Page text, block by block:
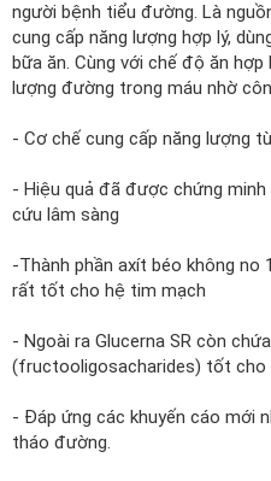
người bệnh tiểu đường. Là
cung cấp năng lượng hợp lý,
bữa ăn. Cùng với chế độ ăn hợp
lượng đường trong máu nhờ
- Cơ chế cung cấp năng lượng
- Hiệu quả đã được chứng
cứu lâm sàng
-Thành phần axít béo không no
rất tốt cho hệ tim mạch
- Ngoài ra Glucerna SR còn
(fructooligosacharides) tốt cho
- Đáp ứng các khuyến cáo mới
tháo đường.